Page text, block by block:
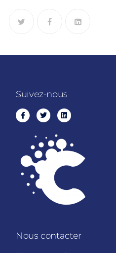
Suivez-nous
Nous contacter